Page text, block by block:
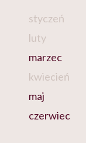
styczeń
luty
marzec
kwiecień
maj
czerwiec